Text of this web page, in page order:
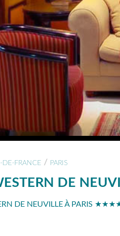
DE-FRANCE / PARIS
DE
DE NEUVILLE À PARIS